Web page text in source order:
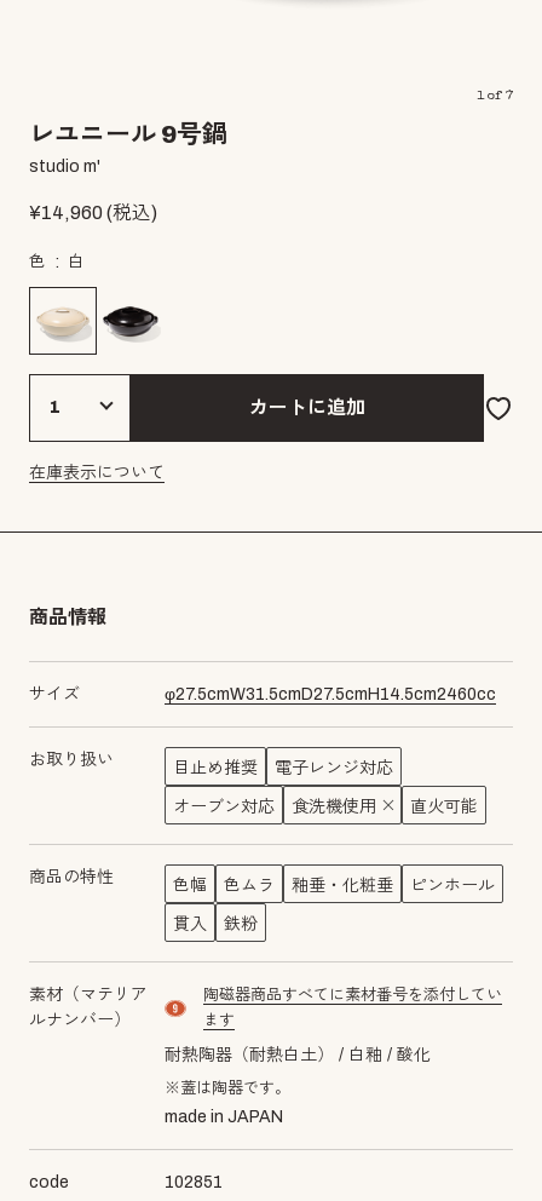
1of 7
レユニール 9号鍋
studio m'
¥14,960(税込)
色 白
カートに追加
在庫表示について
商品情報
サイズ φ27.5cmW31.5cm D27.5cm H 14.5cm2460cc
お取り扱い 目止め推奨 電子レンジ対応
オーブン対応 食洗機使用 直火可能
商品の特性 色幅 色ムラ 釉垂・化粧垂 ピンホール
貫入 鉄粉
素材（マテリア
ルナンバー）
material number9
陶磁器商品すべてに素材番号を添付してい
ます
耐熱陶器（耐熱白土） 白釉 酸化
※蓋は陶器です。
made in JAPAN
code 102851